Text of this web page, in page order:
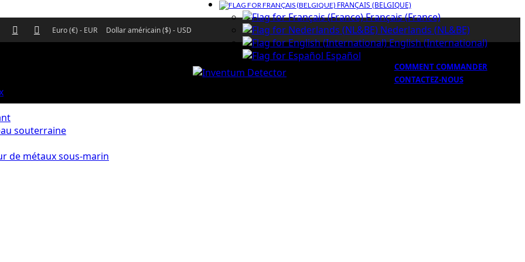
Euro (€) - EUR Dollar américain ($) - USD
FRANÇAIS (BELGIQUE)
Français (France)
Nederlands (NL&BE)
English (International)
Español
souterraine
de métaux sous-marin
COMMENT COMMANDER
CONTACTEZ-NOUS